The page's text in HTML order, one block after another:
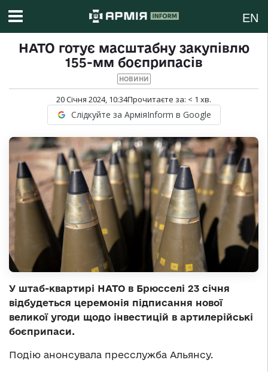
EN
НАТО готує масштабну закупівлю
155-мм боєприпасів
НОВИНИ
20 Січня 2024, 10:34Прочитаєте за: < 1 хв.
Слідкуйте за АрміяInform в Google
У штаб-квартирі НАТО в Брюсселі 23 січня
відбудеться церемонія підписання нової
великої угоди щодо інвестицій в артилерійські
боєприпаси.
Подію анонсувала пресслужба Альянсу.